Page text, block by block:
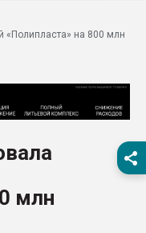
28.07.2026
первый план в
28.07.2026
ситуацией на
Всё, что касается
«Полипласта» на 800 млн
млн